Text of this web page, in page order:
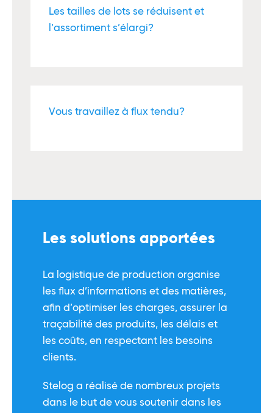
Les tailles de lots se réduisent et
l’assortiment s’élargi?
Vous travaillez à flux tendu?
Les solutions apportées
La logistique de production organise
les ﬂux d’informations et des matières,
aﬁn d’optimiser les charges, assurer la
traçabilité des produits, les délais et
les coûts, en respectant les besoins
clients.
Stelog a réalisé de nombreux projets
dans le but de vous soutenir dans les